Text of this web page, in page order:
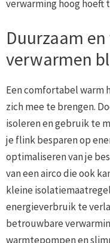
verwarming hoog hoeft
Duurzaam
verwarmen
Een comfortabel warm
zich mee te brengen.
isoleren en gebruik te
je flink besparen op
optimaliseren van je
van een airco die ook
kleine
energieverbruik te
betrouwbare
warmtepompen en